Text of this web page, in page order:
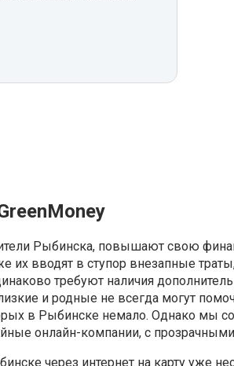
Рыбинска, повышают свою
вводят в ступор внезапные
требуют наличия
и родные не всегда могут
в Рыбинске немало. Однако мы
онлайн-компании, с
через интернет на карту уже